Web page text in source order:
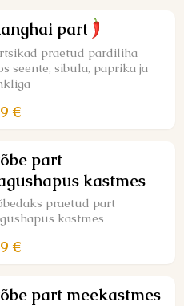
part
praetud pardiliha
seente, sibula, paprika ja
€
part
kastmes
praetud part
kastmes
€
part meekastmes